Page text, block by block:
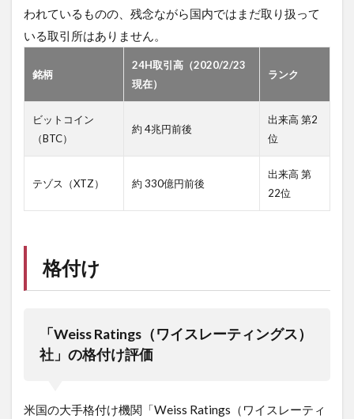
われているものの、残念ながら国内ではまだ取り扱って
いる取引所はありません。
銘柄
24H取引高（2020/2/23
現在）
ランク
ビットコイン
（BTC）
約 4兆円前後
出来高 第2
位
テゾス（XTZ） 約 330億円前後
出来高 第
22位
格付け
「Weiss Ratings（ワイスレーティングス）
社」の格付け評価
米国の大手格付け機関「Weiss Ratings（ワイスレーティ